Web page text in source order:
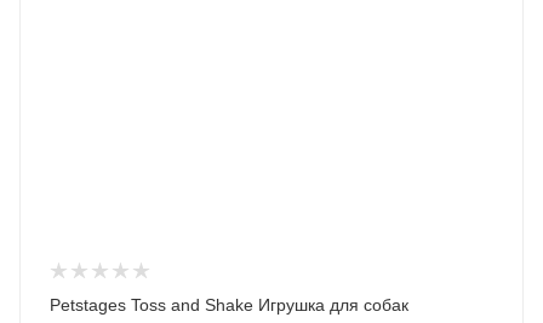
Petstages Toss and Shake Игрушка для собак